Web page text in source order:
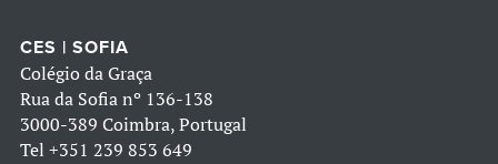
CES | SOFIA
Colégio da Graça
Rua da Sofia nº 136-138
3000-389 Coimbra, Portugal
Tel +351 239 853 649